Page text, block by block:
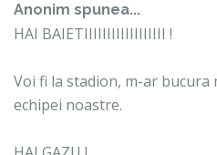
Anonim spunea...
HAI BAIETIIIIIIIIIIIIIIIIII !
Voi fi la stadion, m-ar bucura
echipei noastre.